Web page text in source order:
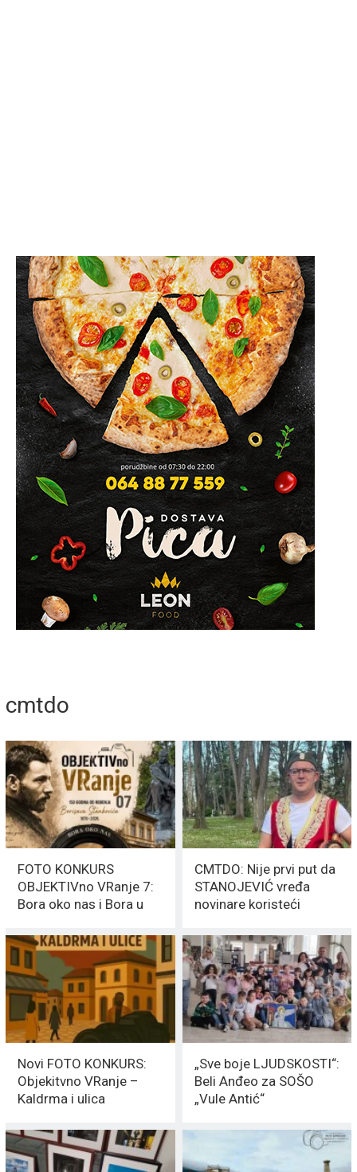
cmtdo
FOTO KONKURS
OBJEKTIVno VRanje 7:
Bora oko nas i Bora u
CMTDO: Nije prvi put da
STANOJEVIĆ vređa
novinare koristeći
Novi FOTO KONKURS:
Objekitvno VRanje –
Kaldrma i ulica
„Sve boje LJUDSKOSTI“:
Beli Anđeo za SOŠO
„Vule Antić“